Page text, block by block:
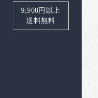
9,900円以上
送料無料